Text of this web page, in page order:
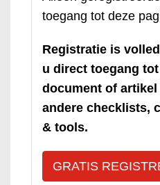
toegang tot deze
Registratie is
u direct toegang
document of
andere checklists,
& tools.
GRATIS